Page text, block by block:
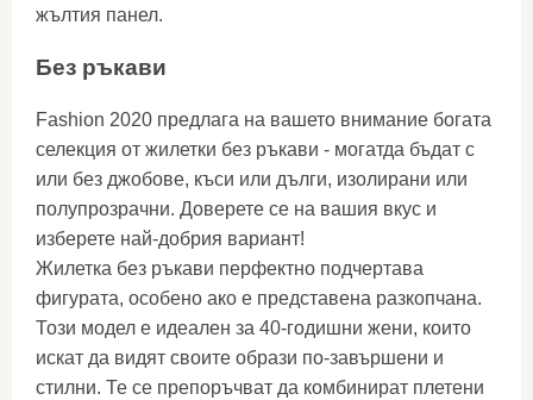
жълтия панел.
Без ръкави
Fashion 2020 предлага на вашето внимание богата
селекция от жилетки без ръкави - могатда бъдат с
или без джобове, къси или дълги, изолирани или
полупрозрачни. Доверете се на вашия вкус и
изберете най-добрия вариант!
Жилетка без ръкави перфектно подчертава
фигурата, особено ако е представена разкопчана.
Този модел е идеален за 40-годишни жени, които
искат да видят своите образи по-завършени и
стилни. Те се препоръчват да комбинират плетени